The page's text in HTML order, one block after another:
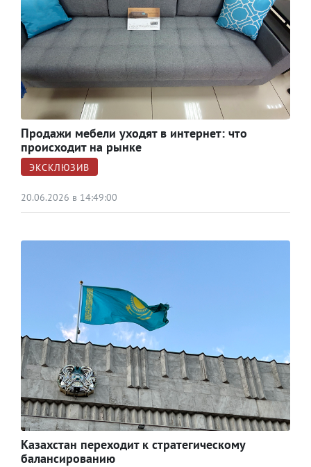
Продажи мебели уходят в интернет: что
происходит на рынке
ЭКСКЛЮЗИВ
20.06.2026 в 14:49:00
Казахстан переходит к стратегическому
балансированию